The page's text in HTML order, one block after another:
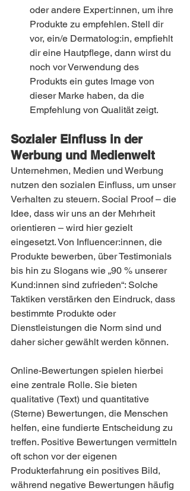
oder andere Expert:innen, um ihre
Produkte zu empfehlen. Stell dir
vor, ein/e Dermatolog:in, empfiehlt
dir eine Hautpflege, dann wirst du
noch vor Verwendung des
Produkts ein gutes Image von
dieser Marke haben, da die
Empfehlung von Qualität zeigt.
Sozialer Einfluss in der
Werbung und Medienwelt
Unternehmen, Medien und Werbung
nutzen den sozialen Einfluss, um unser
Verhalten zu steuern. Social Proof – die
Idee, dass wir uns an der Mehrheit
orientieren – wird hier gezielt
eingesetzt. Von Influencer:innen, die
Produkte bewerben, über Testimonials
bis hin zu Slogans wie „90 % unserer
Kund:innen sind zufrieden“: Solche
Taktiken verstärken den Eindruck, dass
bestimmte Produkte oder
Dienstleistungen die Norm sind und
daher sicher gewählt werden können.
Online-Bewertungen spielen hierbei
eine zentrale Rolle. Sie bieten
qualitative (Text) und quantitative
(Sterne) Bewertungen, die Menschen
helfen, eine fundierte Entscheidung zu
treffen. Positive Bewertungen vermitteln
oft schon vor der eigenen
Produkterfahrung ein positives Bild,
während negative Bewertungen häufig